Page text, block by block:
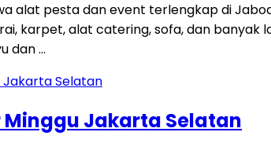
alat pesta dan event terlengkap di
karpet, alat catering, sofa, dan
dan …
Minggu Jakarta Selatan